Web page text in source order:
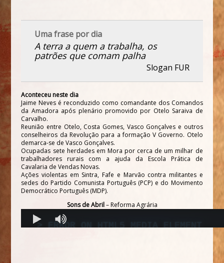
Uma frase por dia
A terra a quem a trabalha, os
patrões que comam palha
Slogan FUR
Aconteceu neste dia
Jaime Neves é reconduzido como comandante dos Comandos
da Amadora após plenário promovido por Otelo Saraiva de
Carvalho.
Reunião entre Otelo, Costa Gomes, Vasco Gonçalves e outros
conselheiros da Revolução para a formação V Governo. Otelo
demarca-se de Vasco Gonçalves.
Ocupadas sete herdades em Mora por cerca de um milhar de
trabalhadores rurais com a ajuda da Escola Prática de
Cavalaria de Vendas Novas.
Ações violentas em Sintra, Fafe e Marvão contra militantes e
sedes do Partido Comunista Português (PCP) e do Movimento
Democrático Português (MDP).
Sons de Abril– Reforma Agrária